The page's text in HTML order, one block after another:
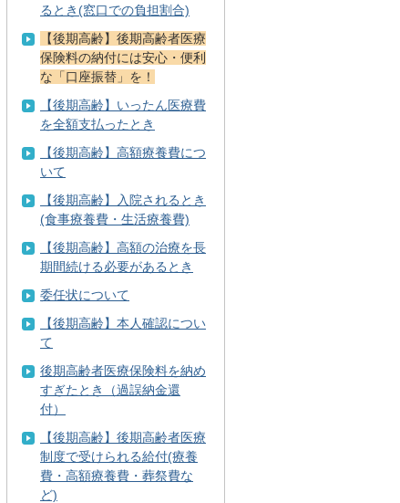
るとき(窓口での負担割合)
【後期高齢】後期高齢者医療
保険料の納付には安心・便利
な「口座振替」を！
【後期高齢】いったん医療費
を全額支払ったとき
【後期高齢】高額療養費につ
いて
【後期高齢】入院されるとき
(食事療養費・生活療養費)
【後期高齢】高額の治療を長
期間続ける必要があるとき
委任状について
【後期高齢】本人確認につい
て
後期高齢者医療保険料を納め
すぎたとき（過誤納金還
付）
【後期高齢】後期高齢者医療
制度で受けられる給付(療養
費・高額療養費・葬祭費な
ど)